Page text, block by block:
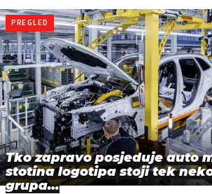
PREGLED
Tko zapravo posjeduje auto
stotina logotipa stoji tek
grupa…